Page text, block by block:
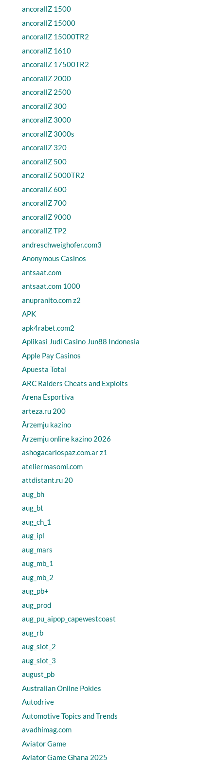
ancorallZ 1500
ancorallZ 15000
ancorallZ 15000TR2
ancorallZ 1610
ancorallZ 17500TR2
ancorallZ 2000
ancorallZ 2500
ancorallZ 300
ancorallZ 3000
ancorallZ 3000s
ancorallZ 320
ancorallZ 500
ancorallZ 5000TR2
ancorallZ 600
ancorallZ 700
ancorallZ 9000
ancorallZ TP2
andreschweighofer.com3
Anonymous Casinos
antsaat.com
antsaat.com 1000
anupranito.com z2
APK
apk4rabet.com2
Aplikasi Judi Casino Jun88 Indonesia
Apple Pay Casinos
Apuesta Total
ARC Raiders Cheats and Exploits
Arena Esportiva
arteza.ru 200
Ārzemju kazino
Ārzemju online kazino 2026
ashogacarlospaz.com.ar z1
ateliermasomi.com
attdistant.ru 20
aug_bh
aug_bt
aug_ch_1
aug_ipl
aug_mars
aug_mb_1
aug_mb_2
aug_pb+
aug_prod
aug_pu_aipop_capewestcoast
aug_rb
aug_slot_2
aug_slot_3
august_pb
Australian Online Pokies
Autodrive
Automotive Topics and Trends
avadhimag.com
Aviator Game
Aviator Game Ghana 2025